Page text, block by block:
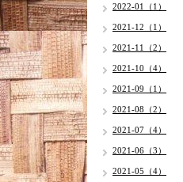
2022-01（1）
2021-12（1）
2021-11（2）
2021-10（4）
2021-09（1）
2021-08（2）
2021-07（4）
2021-06（3）
2021-05（4）